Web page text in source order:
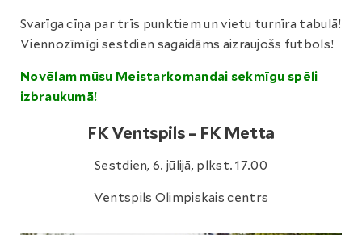
Svarīga cīņa par trīs punktiem un vietu turnīra tabulā!
Viennozīmīgi sestdien sagaidāms aizraujošs futbols!
Novēlam mūsu Meistarkomandai sekmīgu spēli
izbraukumā!
FK Ventspils – FK Metta
Sestdien, 6. jūlijā, plkst. 17.00
Ventspils Olimpiskais centrs